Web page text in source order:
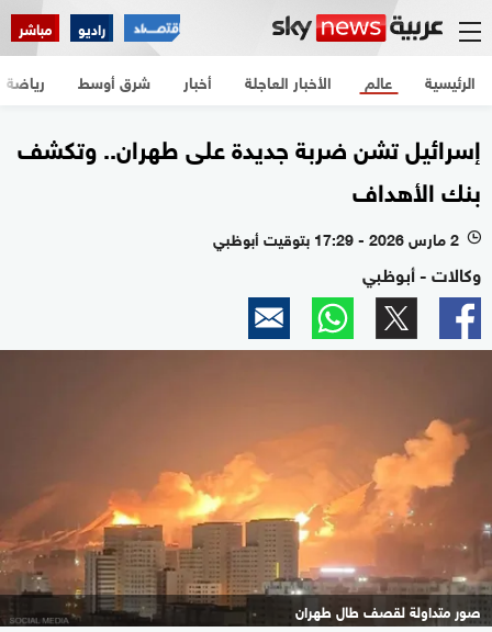
راديو مباشر
الرئيسية الأخبار العاجلة أخبار شرق أوسط عالم رياضة
إسرائيل تشن ضربة جديدة على طهران.. وتكشف
بنك الأهداف
l 2 مارس 2026 - 17:29 بتوقيت أبوظبي
وكالات - أبوظبي
صور متداولة لقصف طال طهران